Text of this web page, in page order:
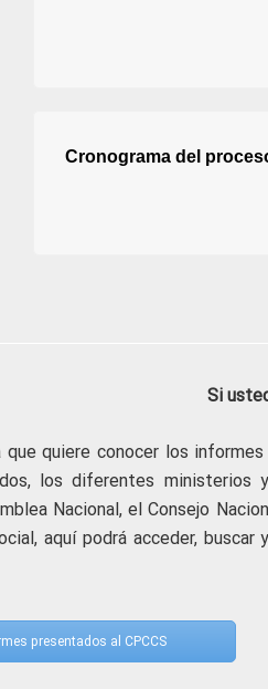
Cronograma del
Si
que quiere conocer los
los diferentes
Nacional, el Consejo
aquí podrá acceder,
presentados al CPCCS